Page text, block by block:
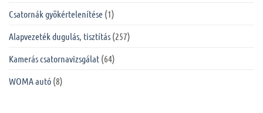
Csatornák gyökértelenítése (1)
Alapvezeték dugulás, tisztítás (257)
Kamerás csatornavizsgálat (64)
WOMA autó (8)